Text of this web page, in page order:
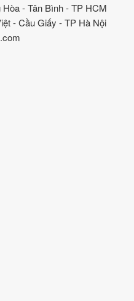
- Tân Bình - TP HCM
- Cầu Giấy - TP Hà Nội